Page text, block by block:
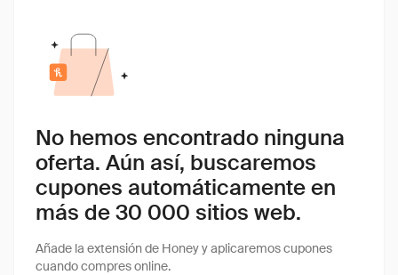
No hemos encontrado ninguna
oferta. Aún así, buscaremos
cupones automáticamente en
más de 30 000 sitios web.
Añade la extensión de Honey y aplicaremos cupones
cuando compres online.